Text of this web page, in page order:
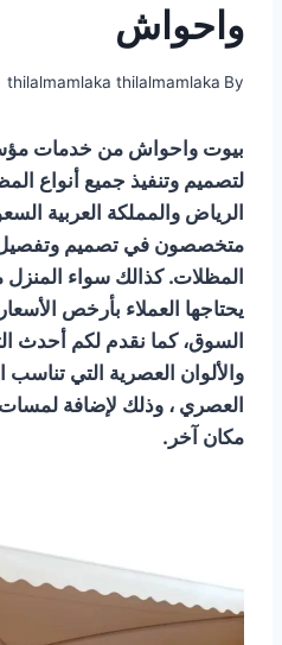
واحواش
By
thilalmamlaka thilalmamlaka
بيوت واحواش من خدمات
لتصميم وتنفيذ جميع أنواع
الرياض والمملكة العربية
متخصصون في تصميم وتفصيل
المظلات. كذالك سواء
يحتاجها العملاء بأرخص
السوق، كما نقدم لكم أحدث
والألوان العصرية التي تناسب
العصري ، وذلك لإضافة لمسات
مكان آخر.